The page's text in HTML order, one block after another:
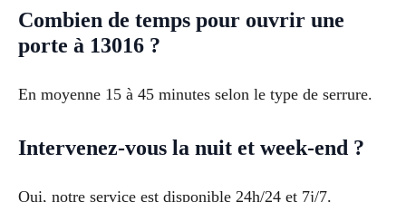
Combien de temps pour ouvrir une
porte à 13016 ?
En moyenne 15 à 45 minutes selon le type de serrure.
Intervenez-vous la nuit et week-end ?
Oui, notre service est disponible 24h/24 et 7j/7.